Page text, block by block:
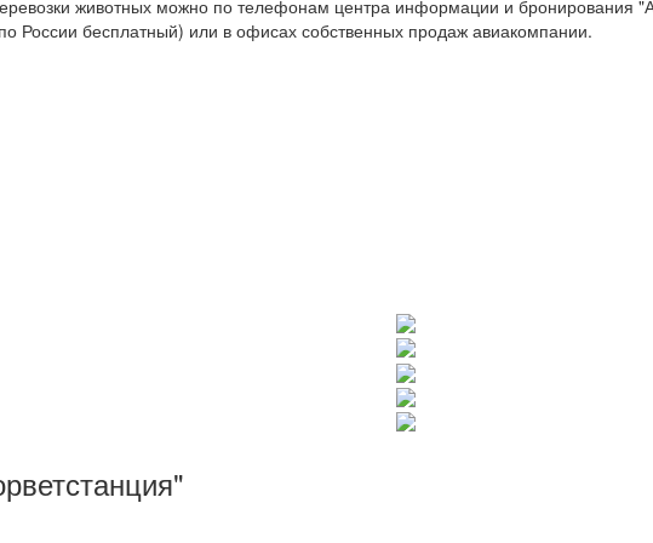
животных можно по телефонам центра информации и бронирования
России бесплатный) или в офисах собственных продаж авиакомпании.